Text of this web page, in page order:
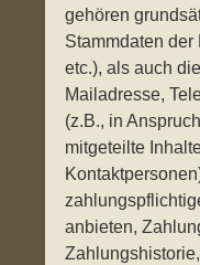
gehören
Stammdaten der
etc.), als auch
Mailadresse,
(z.B., in
mitgeteilte
anbieten,